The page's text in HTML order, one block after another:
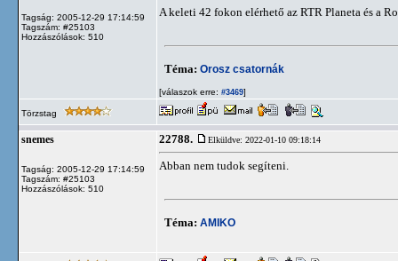
Tagság: 2005-12-29 17:14:59
Tagszám: #25103
Hozzászólások: 510
A keleti 42 fokon elérhető az RTR Planeta és a
Téma: Orosz csatornák
[válaszok erre: #3469]
Törzstag
snemes
Tagság: 2005-12-29 17:14:59
Tagszám: #25103
Hozzászólások: 510
22788. Elküldve: 2022-01-10 09:18:14
Abban nem tudok segíteni.
Téma: AMIKO